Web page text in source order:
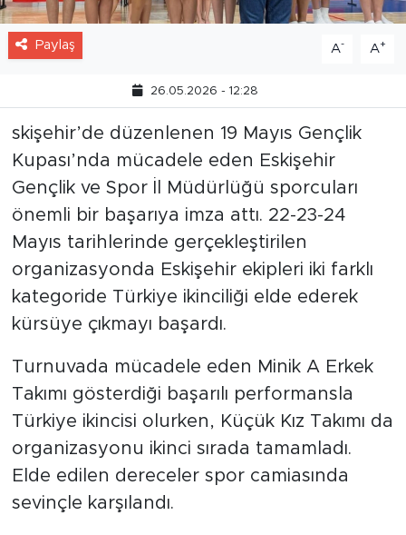
Paylaş A- A+
26.05.2026 - 12:28
skişehir’de düzenlenen 19 Mayıs Gençlik
Kupası’nda mücadele eden Eskişehir
Gençlik ve Spor İl Müdürlüğü sporcuları
önemli bir başarıya imza attı. 22-23-24
Mayıs tarihlerinde gerçekleştirilen
organizasyonda Eskişehir ekipleri iki farklı
kategoride Türkiye ikinciliği elde ederek
kürsüye çıkmayı başardı.
Turnuvada mücadele eden Minik A Erkek
Takımı gösterdiği başarılı performansla
Türkiye ikincisi olurken, Küçük Kız Takımı da
organizasyonu ikinci sırada tamamladı.
Elde edilen dereceler spor camiasında
sevinçle karşılandı.